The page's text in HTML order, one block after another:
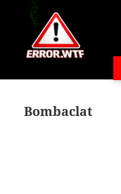
Bombaclat